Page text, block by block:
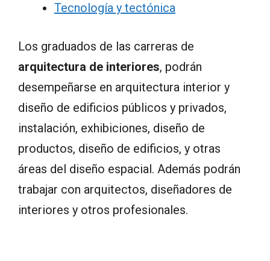
Tecnología y tectónica
Los graduados de las carreras de
arquitectura de interiores, podrán
desempeñarse en arquitectura interior y
diseño de edificios públicos y privados,
instalación, exhibiciones, diseño de
productos, diseño de edificios, y otras
áreas del diseño espacial. Además podrán
trabajar con arquitectos, diseñadores de
interiores y otros profesionales.